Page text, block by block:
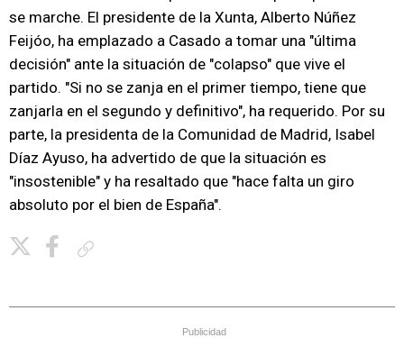
se marche. El presidente de la Xunta, Alberto Núñez
Feijóo, ha emplazado a Casado a tomar una "última
decisión" ante la situación de "colapso" que vive el
partido. "Si no se zanja en el primer tiempo, tiene que
zanjarla en el segundo y definitivo", ha requerido. Por su
parte, la presidenta de la Comunidad de Madrid, Isabel
Díaz Ayuso, ha advertido de que la situación es
"insostenible" y ha resaltado que "hace falta un giro
absoluto por el bien de España".
Publicidad